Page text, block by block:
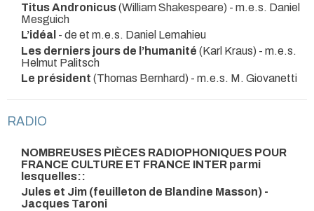
Titus Andronicus(William Shakespeare) - m.e.s. Daniel
Mesguich
L’idéal - de et m.e.s. Daniel Lemahieu
Les derniers jours de l’humanité (Karl Kraus) - m.e.s.
Helmut Palitsch
Le président (Thomas Bernhard) - m.e.s. M. Giovanetti
RADIO
NOMBREUSES PIÈCES RADIOPHONIQUES POUR
FRANCE CULTURE ET FRANCE INTER parmi
lesquelles::
Jules et Jim (feuilleton de Blandine Masson) -
Jacques Taroni